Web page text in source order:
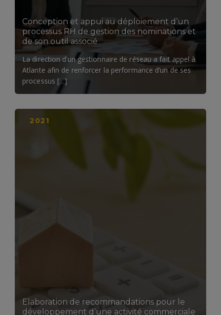
Conception et appui au déploiement d’un
processus RH de gestion des nominations et
de son outil associé
La direction d’un gestionnaire de réseau a fait appel à
Atlante afin de renforcer la performance d’un de ses
processus […]
2021
Elaboration de recommandations pour le
développement d’une activité commerciale